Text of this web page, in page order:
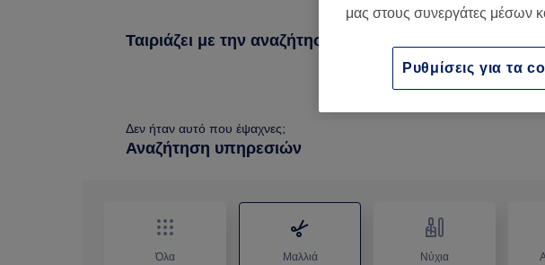
Ταιριάζει με την αναζήτησή σου
30 λεπτά
Δεν ήταν αυτό που έψαχνες;
Αναζήτηση υπηρεσιών
Όλα Μαλλιά Νύχια
μας στους συνεργάτες μέσων
Ρυθμίσεις για τα